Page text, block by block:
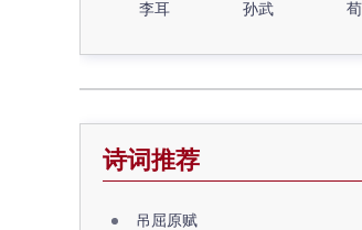
李耳 孙武
诗词推荐
吊屈原赋